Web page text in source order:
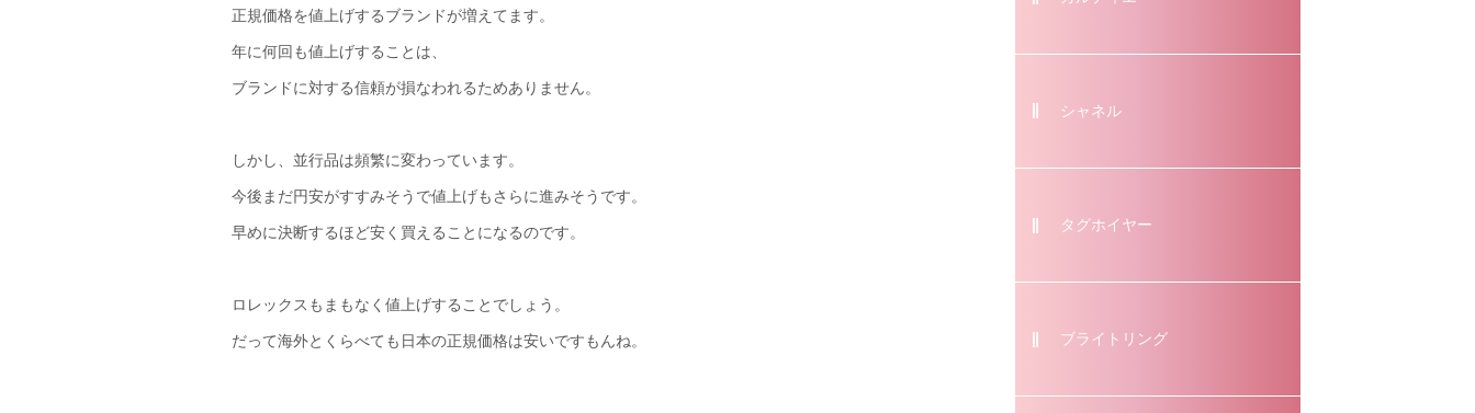
正規価格を値上げするブランドが増えてます。
年に何回も値上げすることは、
ブランドに対する信頼が損なわれるためありません。
しかし、並行品は頻繁に変わっています。
今後まだ円安がすすみそうで値上げもさらに進みそうです。
早めに決断するほど安く買えることになるのです。
ロレックスもまもなく値上げすることでしょう。
だって海外とくらべても日本の正規価格は安いですもんね。
シャネル
タグホイヤー
ブライトリング